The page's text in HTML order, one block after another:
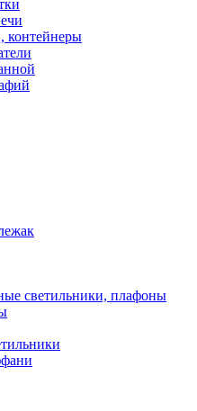
контейнеры
светильники, плафоны